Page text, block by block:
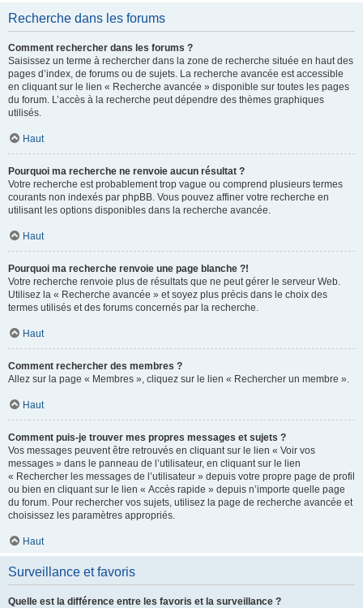
Recherche dans les forums
Comment rechercher dans les forums ?
Saisissez un terme à rechercher dans la zone de recherche située en haut des
pages d’index, de forums ou de sujets. La recherche avancée est accessible
en cliquant sur le lien « Recherche avancée » disponible sur toutes les pages
du forum. L’accès à la recherche peut dépendre des thèmes graphiques
utilisés.
Haut
Pourquoi ma recherche ne renvoie aucun résultat ?
Votre recherche est probablement trop vague ou comprend plusieurs termes
courants non indexés par phpBB. Vous pouvez affiner votre recherche en
utilisant les options disponibles dans la recherche avancée.
Haut
Pourquoi ma recherche renvoie une page blanche ?!
Votre recherche renvoie plus de résultats que ne peut gérer le serveur Web.
Utilisez la « Recherche avancée » et soyez plus précis dans le choix des
termes utilisés et des forums concernés par la recherche.
Haut
Comment rechercher des membres ?
Allez sur la page « Membres », cliquez sur le lien « Rechercher un membre ».
Haut
Comment puis-je trouver mes propres messages et sujets ?
Vos messages peuvent être retrouvés en cliquant sur le lien « Voir vos
messages » dans le panneau de l’utilisateur, en cliquant sur le lien
« Rechercher les messages de l’utilisateur » depuis votre propre page de profil
ou bien en cliquant sur le lien « Accès rapide » depuis n’importe quelle page
du forum. Pour rechercher vos sujets, utilisez la page de recherche avancée et
choisissez les paramètres appropriés.
Haut
Surveillance et favoris
Quelle est la différence entre les favoris et la surveillance ?